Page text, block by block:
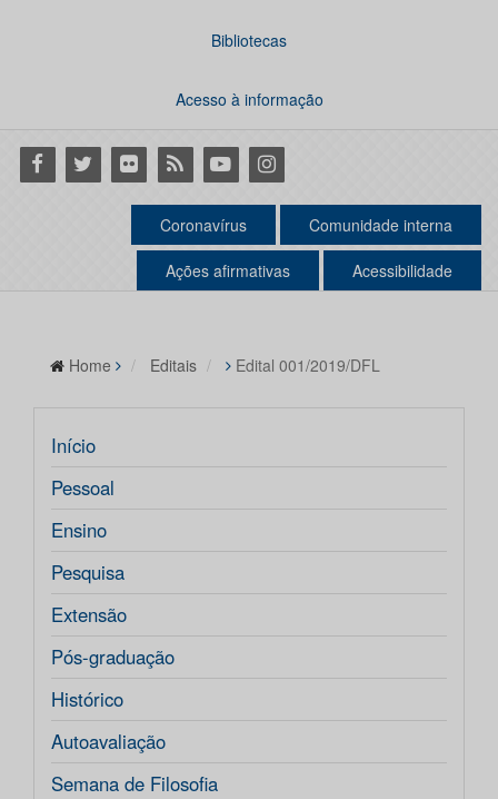
Bibliotecas
Acesso à informação
Facebook
Twitter Flickr RSS YoutubeInstagram
Coronavírus Comunidade interna
Ações afirmativas Acessibilidade
Home Editais Edital 001/2019/DFL
Início
Pessoal
Ensino
Pesquisa
Extensão
Pós-graduação
Histórico
Autoavaliação
Semana de Filosofia